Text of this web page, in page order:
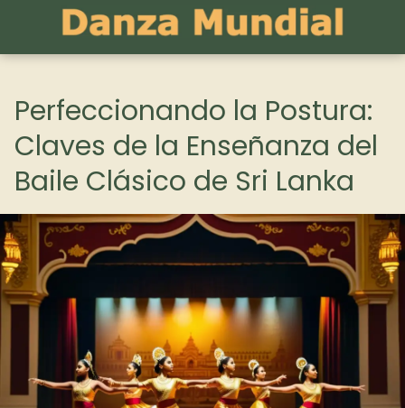
Perfeccionando la Postura:
Claves de la Enseñanza del
Baile Clásico de Sri Lanka